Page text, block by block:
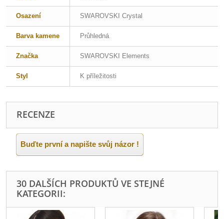
Osazení SWAROVSKI Crystal
Barva kamene Průhledná
Značka SWAROVSKI Elements
Styl K příležitosti
RECENZE
Buďte první a napište svůj názor !
30 DALŠÍCH PRODUKTŮ VE STEJNÉ
KATEGORII: